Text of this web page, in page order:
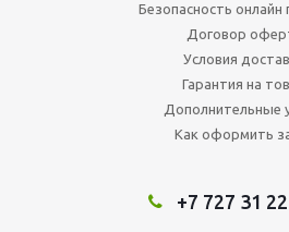
Безопасность онлайн
Договор
Условия
Гарантия на
Дополнительные
Как оформить
+7 727 31